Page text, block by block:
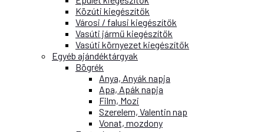
Közúti kiegészítők
Városi / falusi kiegészítők
Vasúti jármű kiegészítők
Vasúti környezet kiegészítők
Egyéb ajándéktárgyak
Bögrék
Anya, Anyák napja
Apa, Apák napja
Film, Mozi
Szerelem, Valentin nap
Vonat, mozdony